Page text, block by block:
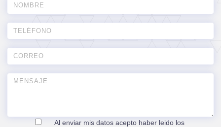
Al enviar mis datos acepto haber leido los